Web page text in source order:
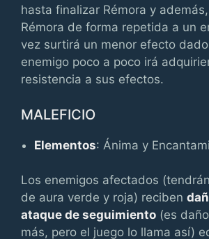
hasta finalizar Rémora y
Rémora de forma repetida a un
vez surtirá un menor efecto
enemigo poco a poco irá
resistencia a sus efectos.
MALEFICIO
Elementos: Ánima y
Los enemigos afectados
de aura verde y roja) reciben
ataque de seguimiento (es
más, pero el juego lo llama así)